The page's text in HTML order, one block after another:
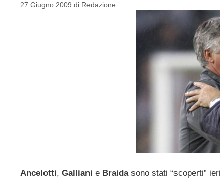
27 Giugno 2009 di Redazione
Ancelotti, Galliani e Braida sono stati “scoperti”